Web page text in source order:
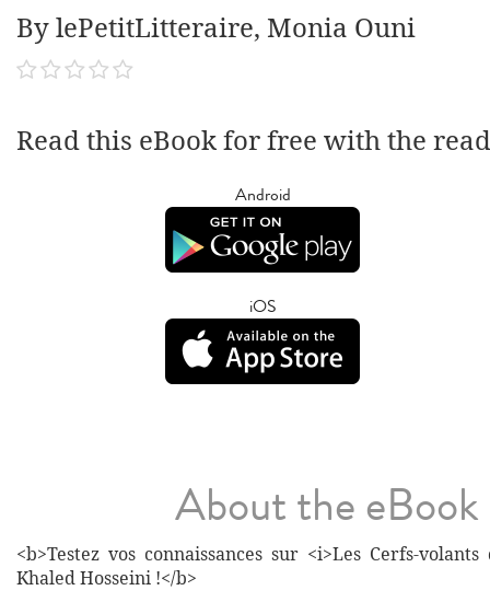
By lePetitLitteraire, Monia Ouni
Read this eBook for free with the
Android
iOS
About the eBook
<b>Testez vos connaissances sur <i>Les Cerfs-
Khaled Hosseini !</b>